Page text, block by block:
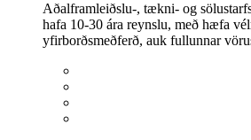
Aðalframleiðslu-, tækni- og
hafa 10-30 ára reynslu, með hæfa
yfirborðsmeðferð, auk fullunnar